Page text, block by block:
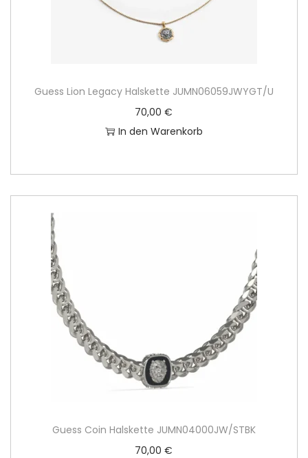
Guess Lion Legacy Halskette JUMN06059JWYGT/U
70,00€
In den Warenkorb
Guess Coin Halskette JUMN04000JW/STBK
70,00€